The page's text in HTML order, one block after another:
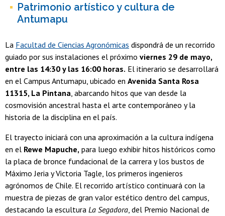
Patrimonio artístico y cultura de
Antumapu
La Facultad de Ciencias Agronómicas dispondrá de un recorrido
guiado por sus instalaciones el próximo viernes 29 de mayo,
entre las 14:30 y las 16:00 horas. El itinerario se desarrollará
en el Campus Antumapu, ubicado en Avenida Santa Rosa
11315, La Pintana, abarcando hitos que van desde la
cosmovisión ancestral hasta el arte contemporáneo y la
historia de la disciplina en el país.
El trayecto iniciará con una aproximación a la cultura indígena
en el Rewe Mapuche, para luego exhibir hitos históricos como
la placa de bronce fundacional de la carrera y los bustos de
Máximo Jeria y Victoria Tagle, los primeros ingenieros
agrónomos de Chile. El recorrido artístico continuará con la
muestra de piezas de gran valor estético dentro del campus,
destacando la escultura La Segadora, del Premio Nacional de